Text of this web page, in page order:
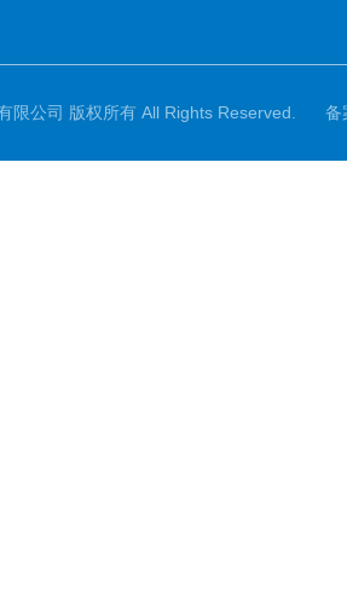
限公司 版权所有 All Rights Reserved. 备